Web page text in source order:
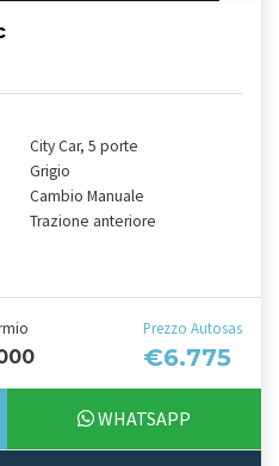
City Car, 5 porte
Grigio
Cambio Manuale
Trazione anteriore
Prezzo Autosas
€6.775
WHATSAPP